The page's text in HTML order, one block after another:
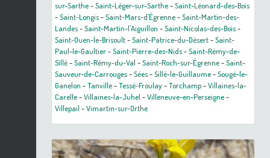
sur-Sarthe-Saint-Léger-sur-Sarthe-Saint-Léonard-des-Bois
-Saint-Longis-Saint-Mars-d'Égrenne-Saint-Martin-des-
Landes-Saint-Martin-l'Aiguillon -Saint-Nicolas-des-Bois-
Saint-Ouen-le-Brisoult-Saint-Patrice-du-Désert-Saint-
Paul-le-Gaultier-Saint-Pierre-des-Nids-Saint-Rémy-de-
Sillé-Saint-Rémy-du-Val -Saint-Roch-sur-Égrenne-Saint-
Sauveur-de-Carrouges-Sées-Sillé-le-Guillaume-Sougé-le-
Ganelon -Tanville-Tessé-Froulay-Torchamp-Villaines-la-
Carelle-Villaines-la-Juhel -Villeneuve-en-Perseigne-
Villepail -Vimartin-sur-Orthe